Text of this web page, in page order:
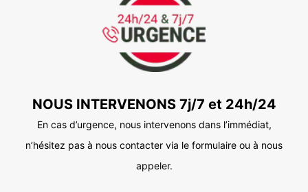
NOUS INTERVENONS 7j/7 et 24h/24
En cas d’urgence, nous intervenons dans l’immédiat,
n’hésitez pas à nous contacter via le formulaire ou à nous
appeler.